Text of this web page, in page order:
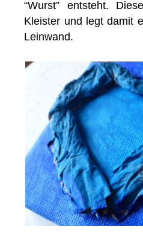
“Wurst” entsteht.
Kleister und legt damit
Leinwand.